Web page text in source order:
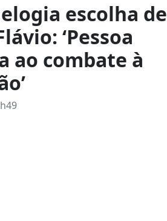
escolha de
‘Pessoa
ao combate à